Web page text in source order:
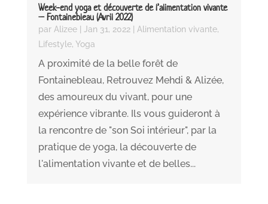
Week-end yoga et découverte de l’alimentation vivante
– Fontainebleau (Avril 2022)
par Alizee| Jan 31, 2022| Alimentation vivante,
Lifestyle, Yoga
A proximité de la belle forêt de
Fontainebleau, Retrouvez Mehdi & Alizée,
des amoureux du vivant, pour une
expérience vibrante. Ils vous guideront à
la rencontre de "son Soi intérieur", par la
pratique de yoga, la découverte de
l'alimentation vivante et de belles...